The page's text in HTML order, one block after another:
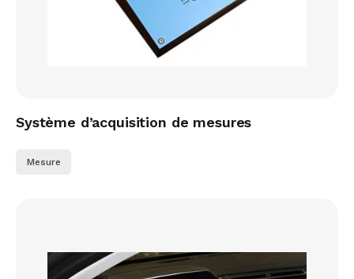
Système d’acquisition de mesures
Mesure